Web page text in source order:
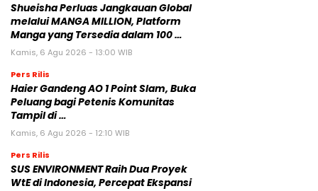
Shueisha Perluas Jangkauan Global
melalui MANGA MILLION, Platform
Manga yang Tersedia dalam 100 …
Kamis, 6 Agu 2026 - 13:00 WIB
Pers Rilis
Haier Gandeng AO 1 Point Slam, Buka
Peluang bagi Petenis Komunitas
Tampil di …
Kamis, 6 Agu 2026 - 12:10 WIB
Pers Rilis
SUS ENVIRONMENT Raih Dua Proyek
WtE di Indonesia, Percepat Ekspansi